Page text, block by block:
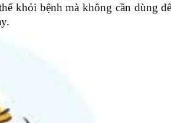
khỏi bệnh mà không cần dùng